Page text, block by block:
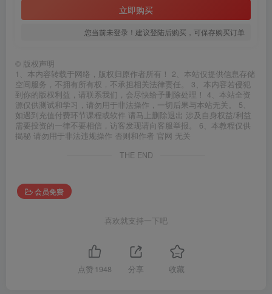
立即购买
您当前未登录！建议登陆后购买，可保存购买订单
© 版权声明
1、本内容转载于网络，版权归原作者所有！ 2、本站仅提供信息存储
空间服务，不拥有所有权，不承担相关法律责任。 3、本内容若侵犯
到你的版权利益，请联系我们，会尽快给予删除处理！ 4、本站全资
源仅供测试和学习，请勿用于非法操作，一切后果与本站无关。 5、
如遇到充值付费环节课程或软件 请马上删除退出 涉及自身权益/利益
需要投资的一律不要相信，访客发现请向客服举报。 6、本教程仅供
揭秘 请勿用于非法违规操作 否则和作者 官网 无关
THE END
会员免费
喜欢就支持一下吧
点赞 1948 分享 收藏